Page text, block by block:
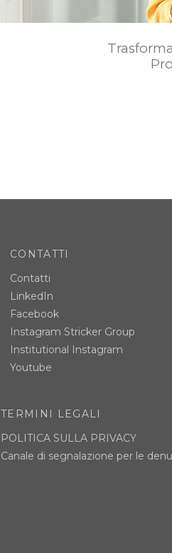
CONTATTI
Contatti
LinkedIn
Facebook
Instagram Stricker Group
Institutional Instagram
Youtube
TERMINI LEGALI
POLITICA SULLA PRIVACY
Canale di segnalazione per le